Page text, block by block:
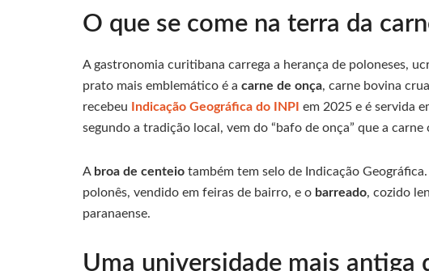
O que se come na terra da
A gastronomia curitibana carrega a herança de poloneses,
prato mais emblemático é a carne de onça, carne bovina
recebeu
Indicação Geográfica do INPI em 2025 e é servida
segundo a tradição local, vem do “bafo de onça” que a carne
A broa de centeio também tem selo de Indicação
polonês, vendido em feiras de bairro, e o barreado, cozido
paranaense.
Uma universidade mais antiga